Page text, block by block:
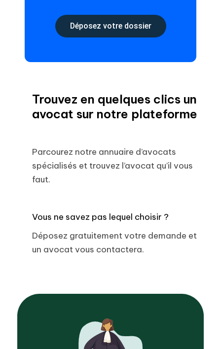
Déposez votre dossier
Trouvez en quelques clics un
avocat sur notre plateforme
Parcourez notre annuaire d’avocats
spécialisés et trouvez l’avocat qu’il vous
faut.
Vous ne savez pas lequel choisir ?
Déposez gratuitement votre demande et
un avocat vous contactera.